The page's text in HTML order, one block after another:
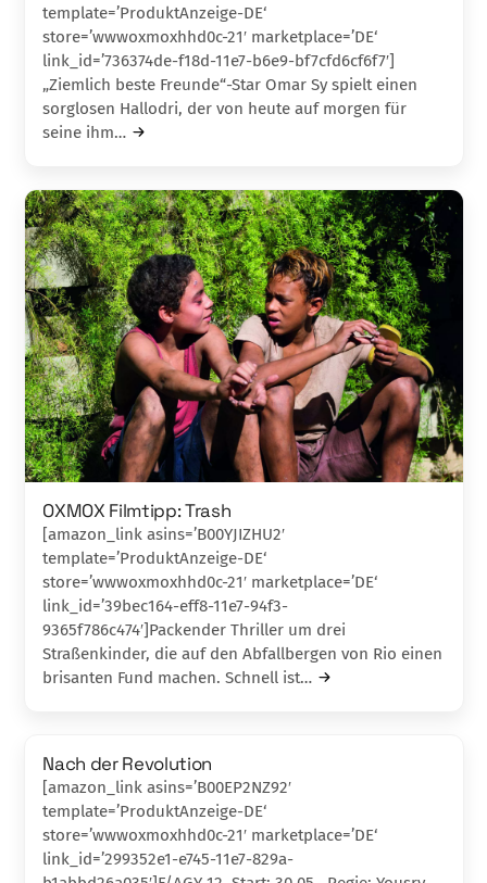
template=’ProduktAnzeige-DE‘
store=’wwwoxmoxhhd0c-21′ marketplace=’DE‘
link_id=’736374de-f18d-11e7-b6e9-bf7cfd6cf6f7′]
„Ziemlich beste Freunde“-Star Omar Sy spielt ei­nen
sorglosen Hallodri, der von heute auf morgen für
seine ihm…
OXMOX Filmtipp: Trash
[amazon_link asins=’B00YJIZHU2′
template=’ProduktAnzeige-DE‘
store=’wwwoxmoxhhd0c-21′ marketplace=’DE‘
link_id=’39bec164-eff8-11e7-94f3-
9365f786c474′]Packender Thriller um drei
Straßenkinder, die auf den Abfallbergen von Rio einen
bri­santen Fund machen. Schnell ist…
Nach der Revolution
[amazon_link asins=’B00EP2NZ92′
template=’ProduktAnzeige-DE‘
store=’wwwoxmoxhhd0c-21′ marketplace=’DE‘
link_id=’299352e1-e745-11e7-829a-